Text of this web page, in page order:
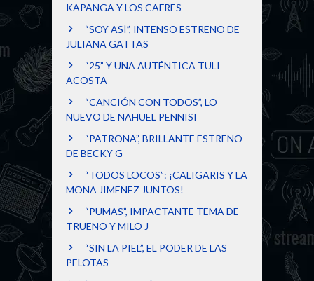
KAPANGA Y LOS CAFRES
“SOY ASÍ”, INTENSO ESTRENO DE
JULIANA GATTAS
“25” Y UNA AUTÉNTICA TULI
ACOSTA
“CANCIÓN CON TODOS”, LO
NUEVO DE NAHUEL PENNISI
“PATRONA”, BRILLANTE ESTRENO
DE BECKY G
“TODOS LOCOS”: ¡CALIGARIS Y LA
MONA JIMENEZ JUNTOS!
“PUMAS”, IMPACTANTE TEMA DE
TRUENO Y MILO J
“SIN LA PIEL”, EL PODER DE LAS
PELOTAS